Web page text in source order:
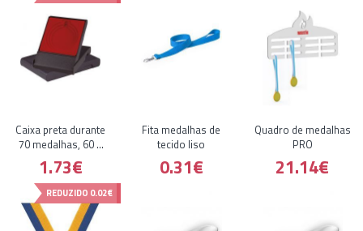
Caixa preta durante
70 medalhas, 60 e
50 mm
1.73€
Fita medalhas de
tecido liso
0.31€
Quadro de medalhas
PRO
21.14€
REDUZIDO 0.02€